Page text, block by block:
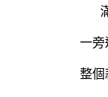
一旁
整個